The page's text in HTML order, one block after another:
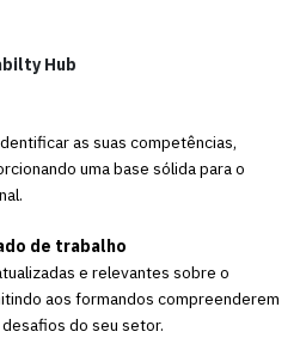
Hub
as suas competências,
uma base sólida para o
de trabalho
e relevantes sobre o
aos formandos compreenderem
do seu setor.